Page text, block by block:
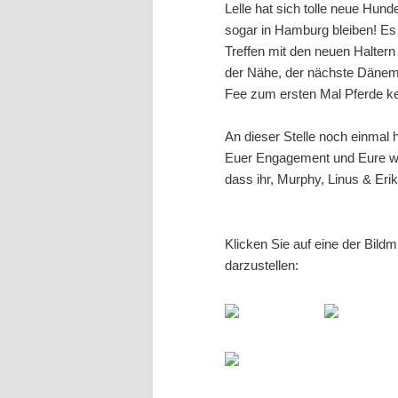
Lelle hat sich tolle neue
sogar in Hamburg bleiben!
Treffen mit den neuen
der Nähe, der nächste
Fee zum ersten Mal Pferde
An dieser Stelle noch einmal
Euer Engagement und Eure
dass ihr, Murphy, Linus &
Klicken Sie auf eine der
darzustellen: